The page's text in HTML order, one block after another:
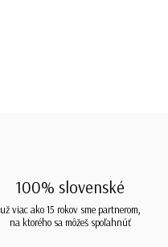
100% slovenské
už viac ako 15 rokov sme partnerom,
na ktorého sa môžeš spoľahnúť